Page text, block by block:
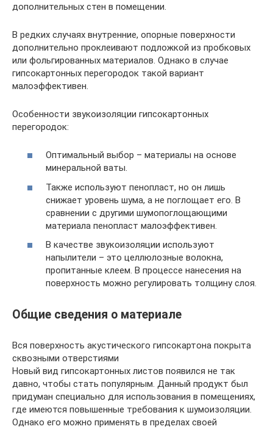
дополнительных стен в помещении.
В редких случаях внутренние, опорные поверхности
дополнительно проклеивают подложкой из пробковых
или фольгированных материалов. Однако в случае
гипсокартонных перегородок такой вариант
малоэффективен.
Особенности звукоизоляции гипсокартонных
перегородок:
Оптимальный выбор – материалы на основе
минеральной ваты.
Также используют пенопласт, но он лишь
снижает уровень шума, а не поглощает его. В
сравнении с другими шумопоглощающими
материала пенопласт малоэффективен.
В качестве звукоизоляции используют
напылители – это целлюлозные волокна,
пропитанные клеем. В процессе нанесения на
поверхность можно регулировать толщину слоя.
Общие сведения о материале
Вся поверхность акустического гипсокартона покрыта
сквозными отверстиями
Новый вид гипсокартонных листов появился не так
давно, чтобы стать популярным. Данный продукт был
придуман специально для использования в помещениях,
где имеются повышенные требования к шумоизоляции.
Однако его можно применять в пределах своей